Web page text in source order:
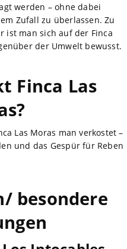
werden – ohne dabei
Zufall zu überlassen. Zu
ist man sich auf der Finca
der Umwelt bewusst.
Finca Las
Las Moras man verkostet –
und das Gespür für Reben
besondere